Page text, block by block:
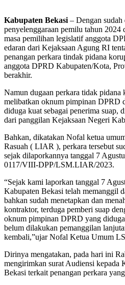
Kabupaten Bekasi– Dengan sudah
penyelenggaraan pemilu tahun
masa pemilihan legislatif anggota
edaran dari Kejaksaan Agung RI
penangan perkara tindak pidana
anggota DPRD Kabupaten/Kota,
berakhir.
Namun dugaan perkara tidak
melibatkan oknum pimpinan DPRD
diduga kuat sebagai penerima suap,
dari panggilan Kejaksaan Negeri
Bahkan, dikatakan Nofal ketua
Rasuah ( LIAR ), perkara tersebut
sejak dilaporkannya tanggal 7
0117/VIII-DPP/LSM.LIAR/2023.
“Sejak kami laporkan tanggal 7
Kabupaten Bekasi telah memanggil
bahkan sudah menetapkan dan
kontraktor, terduga pemberi suap
oknum pimpinan DPRD yang
belum dilakukan pemanggilan
kembali,”ujar Nofal Ketua Umum
Dirinya mengatakan, pada hari ini
mengirimkan surat Audiensi kepada
Bekasi terkait penangan perkara